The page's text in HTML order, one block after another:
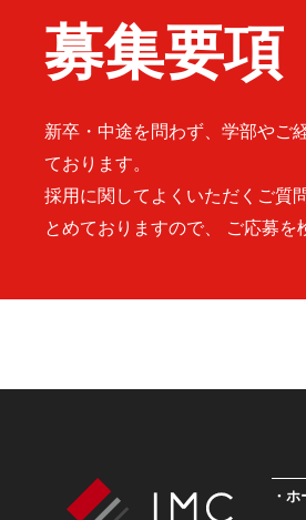
募集要項
新卒・中途を問わず、学部やご
ております。
採用に関してよくいただくご質
とめておりますので、 ご応募
ホ